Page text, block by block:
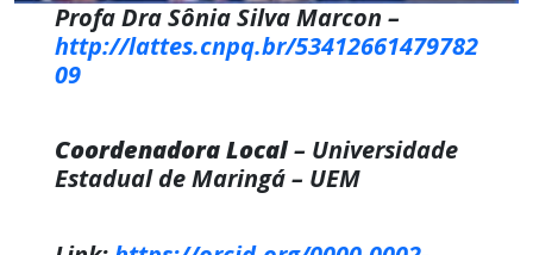
Profa Dra Sônia Silva Marcon –
http://lattes.cnpq.br/53412661479782
09
Coordenadora Local– Universidade
Estadual de Maringá – UEM